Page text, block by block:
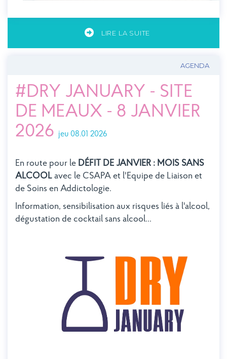
LIRE LA SUITE
AGENDA
#DRY JANUARY - SITE
DE MEAUX - 8 JANVIER
2026
jeu 08.01 2026
En route pour le DÉFIT DE JANVIER : MOIS SANS
ALCOOL avec le CSAPA et l'Equipe de Liaison et
de Soins en Addictologie.
Information, sensibilisation aux risques liés à l'alcool,
dégustation de cocktail sans alcool...